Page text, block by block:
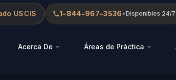
USCIS 1-844-967-3536 •Disponibles 24/7
Acerca De Áreas de Práctica